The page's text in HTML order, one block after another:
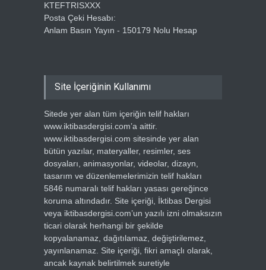
KTEFTRISXXX
Posta Çeki Hesabı:
Anlam Basın Yayın - 150179 Nolu Hesap
Site İçeriğinin Kullanımı
Sitede yer alan tüm içeriğin telif hakları
www.iktibasdergisi.com’a aittir.
www.iktibasdergisi.com sitesinde yer alan
bütün yazılar, materyaller, resimler, ses
dosyaları, animasyonlar, videolar, dizayn,
tasarım ve düzenlemelerimizin telif hakları
5846 numaralı telif hakları yasası gereğince
koruma altındadır. Site içeriği, İktibas Dergisi
veya iktibasdergisi.com’un yazılı izni olmaksızın
ticari olarak herhangi bir şekilde
kopyalanamaz, dağıtılamaz, değiştirilemez,
yayınlanamaz. Site içeriği, fikri amaçlı olarak,
ancak kaynak belirtilmek suretiyle